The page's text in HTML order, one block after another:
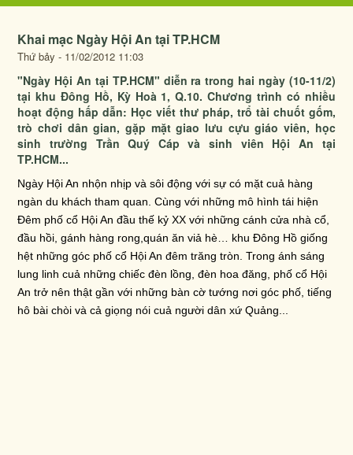
Khai mạc Ngày Hội An tại TP.HCM
Thứ bảy - 11/02/2012 11:03
"Ngày Hội An tại TP.HCM" diễn ra trong hai ngày (10-11/2)
tại khu Đông Hồ, Kỳ Hoà 1, Q.10. Chương trình có nhiều
hoạt động hấp dẫn: Học viết thư pháp, trổ tài chuốt gốm,
trò chơi dân gian, gặp mặt giao lưu cựu giáo viên, học
sinh trường Trần Quý Cáp và sinh viên Hội An tại
TP.HCM...
Ngày Hội An nhộn nhịp và sôi động với sự có mặt cuả hàng
ngàn du khách tham quan. Cùng với những mô hình tái hiện
Đêm phố cổ Hội An đầu thế kỷ XX với những cánh cửa nhà cổ,
đầu hồi, gánh hàng rong,quán ăn viả hè… khu Đông Hồ giống
hệt những góc phố cổ Hội An đêm trăng tròn. Trong ánh sáng
lung linh cuả những chiếc đèn lồng, đèn hoa đăng, phố cổ Hội
An trở nên thật gần với những bàn cờ tướng nơi góc phố, tiếng
hô bài chòi và cả giọng nói cuả người dân xứ Quảng...